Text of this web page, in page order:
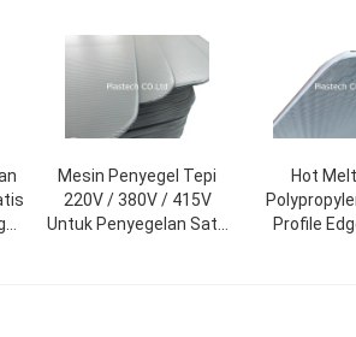
Mesin Penyegel Tepi
220V / 380V / 415V
Untuk Penyegelan Satu
Hot
Profile